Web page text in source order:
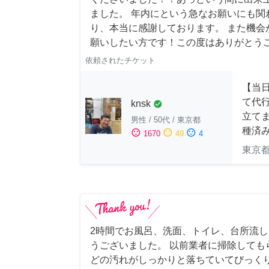
ました。 年内にという急なお願いにも
り、本当に感謝しております。 また機
願いしたい方です！この度はありがとう
依頼されたチケット
knsk check_circle
男性 / 50代 / 東京都
sentiment_satisfied 1670 sentiment_neutral 49 sentiment_dissatisfied 4
【当
て代
立て
種済
東京
2時間でお風呂、洗面、トイレ、台所流
うございました。 以前業者に掃除して
どの汚れがしっかりと落ちていてびっく